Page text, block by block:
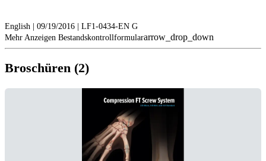
English | 09/19/2016 | LF1-0434-EN G
Mehr Anzeigen Bestandskontrollformulararrow_drop_down
Broschüren (2)